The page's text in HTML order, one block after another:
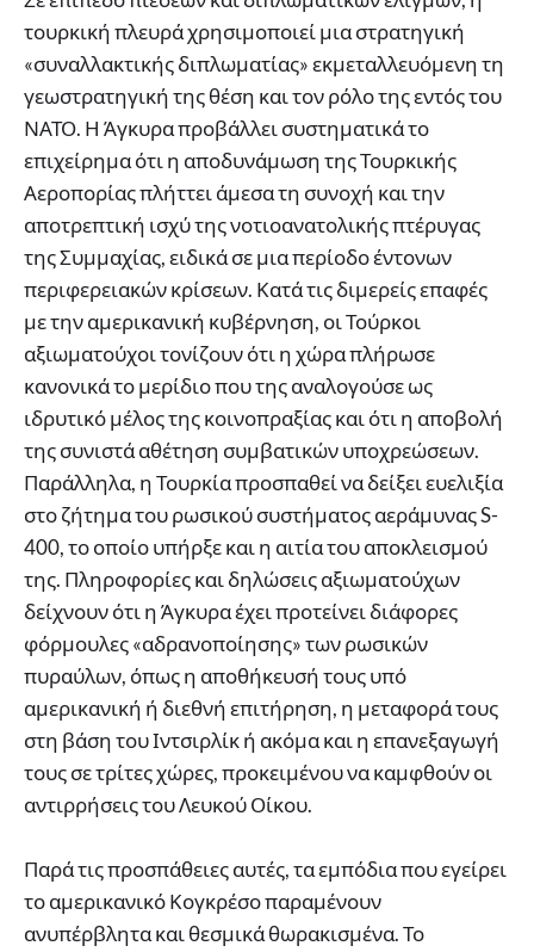
τουρκική πλευρά χρησιμοποιεί μια στρατηγική
«συναλλακτικής διπλωματίας» εκμεταλλευόμενη τη
γεωστρατηγική της θέση και τον ρόλο της εντός του
ΝΑΤΟ. Η Άγκυρα προβάλλει συστηματικά το
επιχείρημα ότι η αποδυνάμωση της Τουρκικής
Αεροπορίας πλήττει άμεσα τη συνοχή και την
αποτρεπτική ισχύ της νοτιοανατολικής πτέρυγας
της Συμμαχίας, ειδικά σε μια περίοδο έντονων
περιφερειακών κρίσεων. Κατά τις διμερείς επαφές
με την αμερικανική κυβέρνηση, οι Τούρκοι
αξιωματούχοι τονίζουν ότι η χώρα πλήρωσε
κανονικά το μερίδιο που της αναλογούσε ως
ιδρυτικό μέλος της κοινοπραξίας και ότι η αποβολή
της συνιστά αθέτηση συμβατικών υποχρεώσεων.
Παράλληλα, η Τουρκία προσπαθεί να δείξει ευελιξία
στο ζήτημα του ρωσικού συστήματος αεράμυνας S-
400, το οποίο υπήρξε και η αιτία του αποκλεισμού
της. Πληροφορίες και δηλώσεις αξιωματούχων
δείχνουν ότι η Άγκυρα έχει προτείνει διάφορες
φόρμουλες «αδρανοποίησης» των ρωσικών
πυραύλων, όπως η αποθήκευσή τους υπό
αμερικανική ή διεθνή επιτήρηση, η μεταφορά τους
στη βάση του Ιντσιρλίκ ή ακόμα και η επανεξαγωγή
τους σε τρίτες χώρες, προκειμένου να καμφθούν οι
αντιρρήσεις του Λευκού Οίκου.
Παρά τις προσπάθειες αυτές, τα εμπόδια που εγείρει
το αμερικανικό Κογκρέσο παραμένουν
ανυπέρβλητα και θεσμικά θωρακισμένα. Το